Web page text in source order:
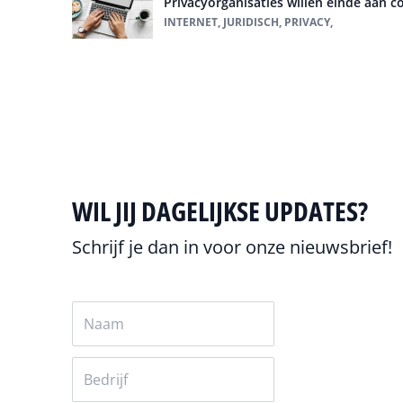
INTERNET, JURIDISCH, PRIVACY,
WIL JIJ DAGELIJKSE UPDATES?
Schrijf je dan in voor onze nieuwsbrief!